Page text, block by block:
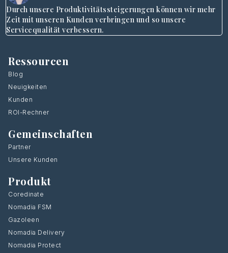
Durch unsere Produktivitätssteigerungen können wir mehr
Zeit mit unseren Kunden verbringen und so unsere
Servicequalität verbessern.
Ressourcen
Blog
Neuigkeiten
Kunden
ROI-Rechner
Gemeinschaften
Partner
Unsere Kunden
Produkt
Coredinate
Nomadia FSM
Gazoleen
Nomadia Delivery
Nomadia Protect